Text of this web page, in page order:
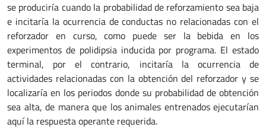
se produciría cuando la probabilidad de reforzamiento sea baja
e incitaría la ocurrencia de conductas no relacionadas con el
reforzador en curso, como puede ser la bebida en los
experimentos de polidipsia inducida por programa. El estado
terminal, por el contrario, incitaría la ocurrencia de
actividades relacionadas con la obtención del reforzador y se
localizaría en los periodos donde su probabilidad de obtención
sea alta, de manera que los animales entrenados ejecutarían
aquí la respuesta operante requerida.